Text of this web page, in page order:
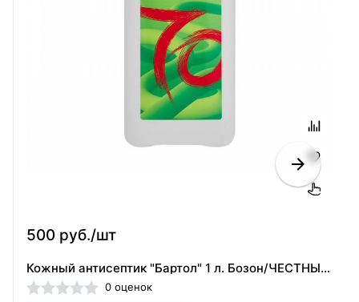
500 руб./шт
Кожный антисептик "Бартол" 1 л. Бозон/ЧЕСТНЫЙ ЗНАК
0 оценок